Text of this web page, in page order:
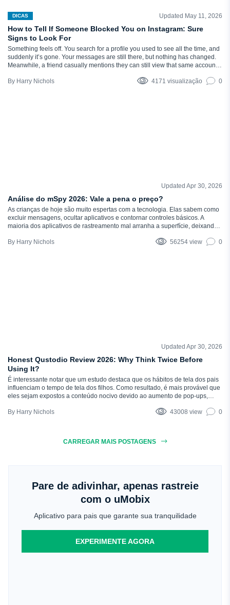
DICAS Updated May 11, 2026
How to Tell If Someone Blocked You on Instagram: Sure
Signs to Look For
Something feels off. You search for a profile you used to see all the time, and
suddenly it’s gone. Your messages are still there, but nothing has changed.
Meanwhile, a friend casually mentions they can still view that same account.
tricky part…
Harry Nichols 4171 visualização 0
Updated Apr 30, 2026
Análise do mSpy 2026: Vale a pena o preço?
As crianças de hoje são muito espertas com a tecnologia. Elas sabem como
excluir mensagens, ocultar aplicativos e contornar controles básicos. A
maioria dos aplicativos de rastreamento mal arranha a superfície, deixando
que você precisa de um software de monitoramento sólido. O que é o mSpy?
Harry Nichols 56254 view 0
Updated Apr 30, 2026
Honest Qustodio Review 2026: Why Think Twice Before
Using It?
É interessante notar que um estudo destaca que os hábitos de tela dos pais
influenciam o tempo de tela dos filhos. Como resultado, é mais provável que
eles sejam expostos a conteúdo nocivo devido ao aumento de pop-ups,
tempo on-line do que nunca, encontrar um aplicativo de rastreamento sólido
Harry Nichols 43008 view 0
CARREGAR MAIS POSTAGENS
Pare de adivinhar, apenas rastreie
com o uMobix
Aplicativo para pais que garante sua tranquilidade
EXPERIMENTE AGORA